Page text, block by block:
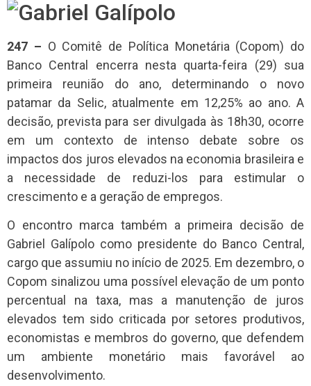
247 – O Comitê de Política Monetária (Copom) do
Banco Central encerra nesta quarta-feira (29) sua
primeira reunião do ano, determinando o novo
patamar da Selic, atualmente em 12,25% ao ano. A
decisão, prevista para ser divulgada às 18h30, ocorre
em um contexto de intenso debate sobre os
impactos dos juros elevados na economia brasileira e
a necessidade de reduzi-los para estimular o
crescimento e a geração de empregos.
O encontro marca também a primeira decisão de
Gabriel Galípolo como presidente do Banco Central,
cargo que assumiu no início de 2025. Em dezembro, o
Copom sinalizou uma possível elevação de um ponto
percentual na taxa, mas a manutenção de juros
elevados tem sido criticada por setores produtivos,
economistas e membros do governo, que defendem
um ambiente monetário mais favorável ao
desenvolvimento.